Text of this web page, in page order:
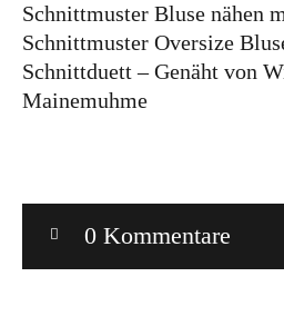
Wir sagen
Bye!
Schnittmuster Bluse nähen
Schnittmuster Oversize
Schnittduett – Genäht von
Mainemuhme
0 Kommentare